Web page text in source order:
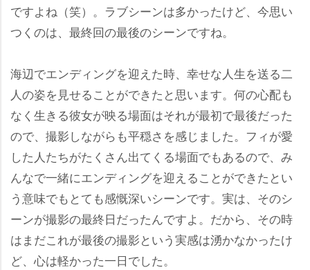
ですよね（笑）。ラブシーンは多かったけど、今思い
つくのは、最終回の最後のシーンですね。
海辺でエンディングを迎えた時、幸せな人生を送る二
人の姿を見せることができたと思います。何の心配も
なく生きる彼女が映る場面はそれが最初で最後だった
ので、撮影しながらも平穏さを感じました。フィが愛
した人たちがたくさん出てくる場面でもあるので、み
んなで一緒にエンディングを迎えることができたとい
う意味でもとても感慨深いシーンです。実は、そのシ
ーンが撮影の最終日だったんですよ。だから、その時
はまだこれが最後の撮影という実感は湧かなかったけ
ど、心は軽かった一日でした。